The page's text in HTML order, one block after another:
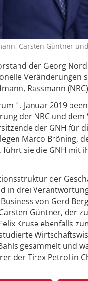
Carsten Güntner
der Georg
Veränderungen
Rassmann
1. Januar 2019
der NRC und
der GNH für
Marco Bröning,
sie die GNH mit
der
in drei
von Gerd
Güntner, der
Kruse ebenfalls
gesammelt und
der Tirex Petrol in